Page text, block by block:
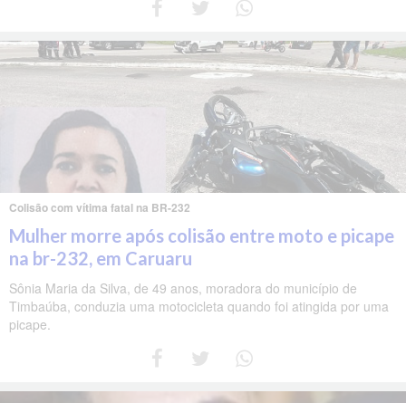
Colisão com vítima fatal na BR-232
Mulher morre após colisão entre moto e picape
na br-232, em Caruaru
Sônia Maria da Silva, de 49 anos, moradora do município de
Timbaúba, conduzia uma motocicleta quando foi atingida por uma
picape.